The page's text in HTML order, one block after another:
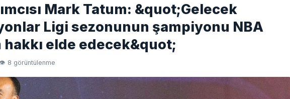
Mark Tatum: &quot;Gelecek
Ligi sezonunun şampiyonu NBA
hakkı elde edecek&quot;
8 görüntülenme